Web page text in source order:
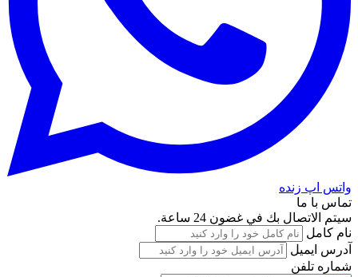
واتس اپ زنده
تماس با ما
سيتم الاتصال بك في غضون 24 ساعة.
نام کامل
آدرس ایمیل
شماره تلفن